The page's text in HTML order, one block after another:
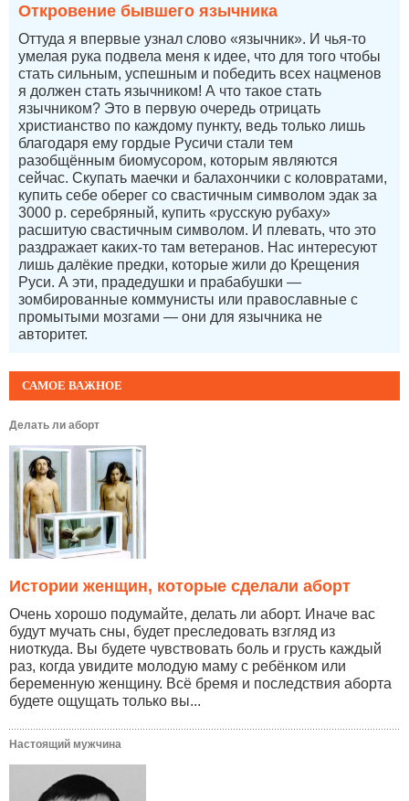
САМОЕ ВАЖНОЕ
Делать ли аборт
Истории женщин, которые сделали аборт
Очень хорошо подумайте, делать ли аборт. Иначе вас
будут мучать сны, будет преследовать взгляд из
ниоткуда. Вы будете чувствовать боль и грусть каждый
раз, когда увидите молодую маму с ребёнком или
беременную женщину. Всё бремя и последствия аборта
будете ощущать только вы...
Настоящий мужчина
Откровение бывшего язычника
Оттуда я впервые узнал слово «язычник». И чья-то
умелая рука подвела меня к идее, что для того чтобы
стать сильным, успешным и победить всех нацменов
я должен стать язычником! А что такое стать
язычником? Это в первую очередь отрицать
христианство по каждому пункту, ведь только лишь
благодаря ему гордые Русичи стали тем
разобщённым биомусором, которым являются
сейчас. Скупать маечки и балахончики с коловратами,
купить себе оберег со свастичным символом эдак за
3000 р. серебряный, купить «русскую рубаху»
расшитую свастичным символом. И плевать, что это
раздражает каких-то там ветеранов. Нас интересуют
лишь далёкие предки, которые жили до Крещения
Руси. А эти, прадедушки и прабабушки —
зомбированные коммунисты или православные с
промытыми мозгами — они для язычника не
авторитет.